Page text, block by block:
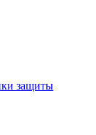
защиты